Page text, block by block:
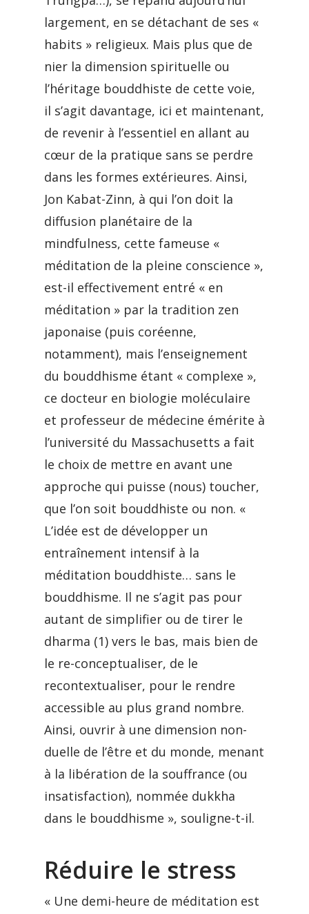
largement, en se détachant de ses «
habits » religieux. Mais plus que de
nier la dimension spirituelle ou
l’héritage bouddhiste de cette voie,
il s’agit davantage, ici et maintenant,
de revenir à l’essentiel en allant au
cœur de la pratique sans se perdre
dans les formes extérieures. Ainsi,
Jon Kabat-Zinn, à qui l’on doit la
diffusion planétaire de la
mindfulness, cette fameuse «
méditation de la pleine conscience »,
est-il effectivement entré « en
méditation » par la tradition zen
japonaise (puis coréenne,
notamment), mais l’enseignement
du bouddhisme étant « complexe »,
ce docteur en biologie moléculaire
et professeur de médecine émérite à
l’université du Massachusetts a fait
le choix de mettre en avant une
approche qui puisse (nous) toucher,
que l’on soit bouddhiste ou non. «
L’idée est de développer un
entraînement intensif à la
méditation bouddhiste… sans le
bouddhisme. Il ne s’agit pas pour
autant de simplifier ou de tirer le
dharma (1) vers le bas, mais bien de
le re-conceptualiser, de le
recontextualiser, pour le rendre
accessible au plus grand nombre.
Ainsi, ouvrir à une dimension non-
duelle de l’être et du monde, menant
à la libération de la souffrance (ou
insatisfaction), nommée dukkha
dans le bouddhisme », souligne-t-il.
Réduire le stress
« Une demi-heure de méditation est